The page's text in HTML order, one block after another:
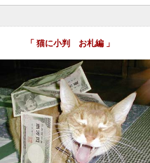
「 猫に小判 お札編 」